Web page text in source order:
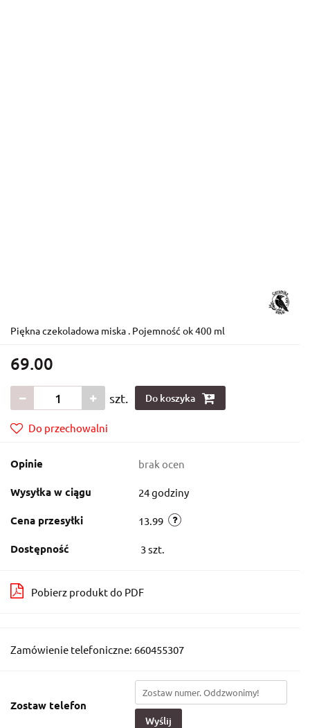
Piękna czekoladowa miska . Pojemność ok 400 ml
69.00
szt. Do koszyka
Do przechowalni
Opinie brak ocen
Wysyłka w ciągu 24 godziny
Cena przesyłki 13.99
Dostępność 3szt.
Pobierz produkt do PDF
Zamówienie telefoniczne: 660455307
Zostaw telefon
Wyślij